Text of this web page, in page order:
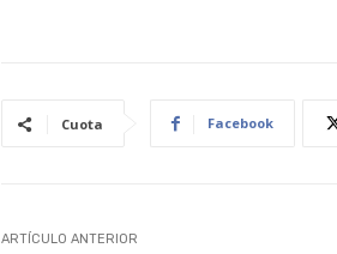
Cuota Facebook
ARTÍCULO ANTERIOR